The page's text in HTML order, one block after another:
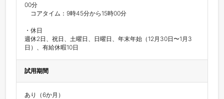
00分
コアタイム：9時45分から15時00分
・休日
週休2日、祝日、土曜日、日曜日、年末年始（12月30日〜1月3
日）、有給休暇10日
試用期間
あり（6か月）